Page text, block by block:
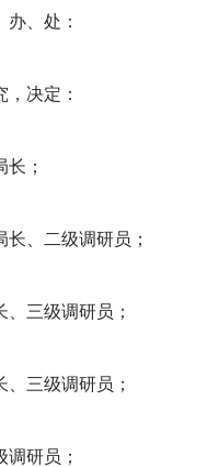
、处：
决定：
；
、二级调研员；
三级调研员；
三级调研员；
研员；